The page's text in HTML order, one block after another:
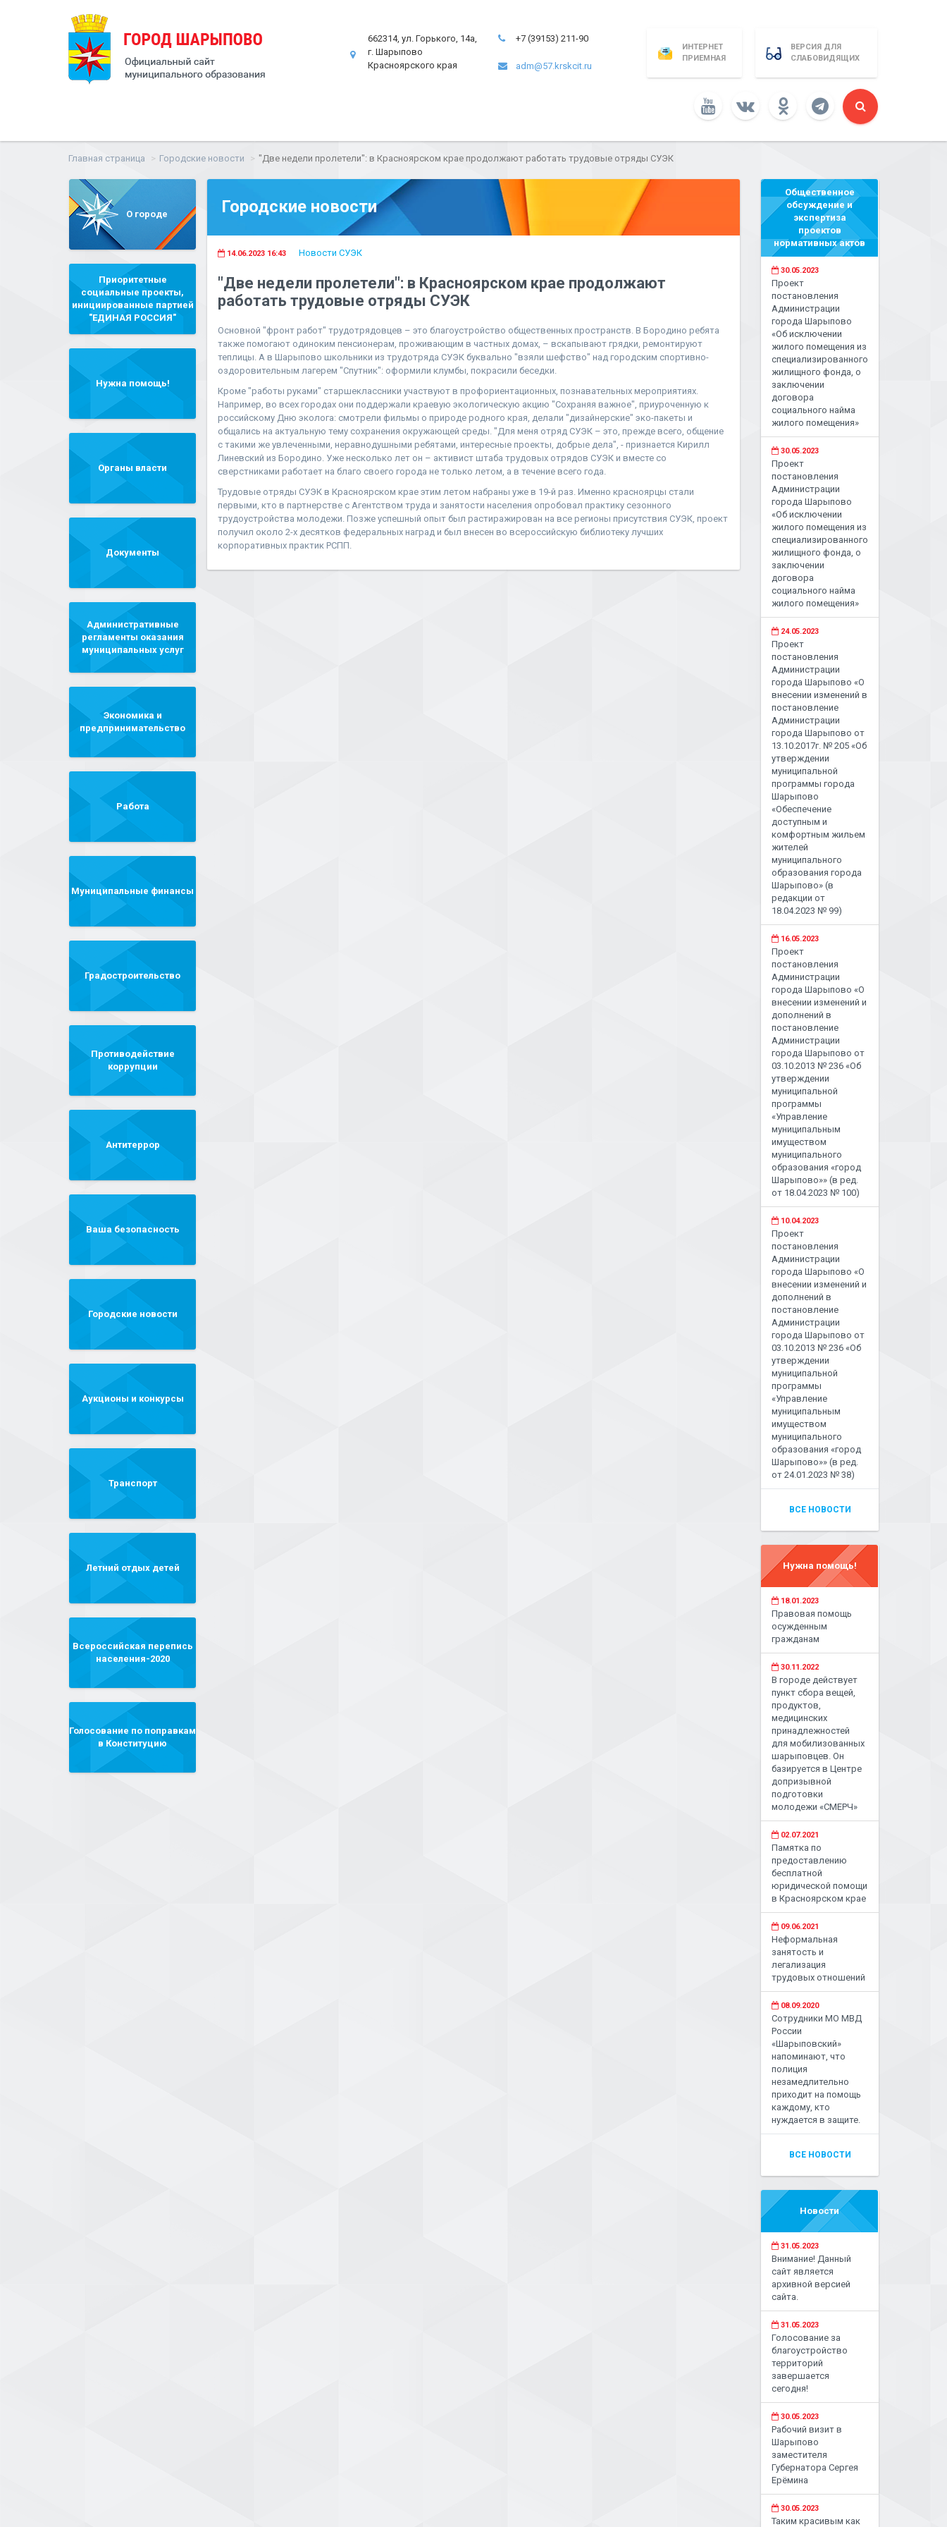
662314, ул. Горького, 14а,
г. Шарыпово
Красноярского края
+7 (39153) 211-90
adm@57.krskcit.ru
ИНТЕРНЕТ
ПРИЕМНАЯ
ВЕРСИЯ ДЛЯ
СЛАБОВИДЯЩИХ
Главная страница Городские новости "Две недели пролетели": в Красноярском крае продолжают работать трудовые отряды СУЭК
О городе
Приоритетные
социальные проекты,
инициированные партией
"ЕДИНАЯ РОССИЯ"
Нужна помощь!
Органы власти
Документы
Административные
регламенты оказания
муниципальных услуг
Экономика и
предпринимательство
Работа
Муниципальные финансы
Градостроительство
Противодействие
коррупции
Антитеррор
Ваша безопасность
Городские новости
Аукционы и конкурсы
Транспорт
Летний отдых детей
Всероссийская перепись
населения-2020
Голосование по поправкам
в Конституцию
Городские новости
14.06.2023 16:43 Новости СУЭК
"Две недели пролетели": в Красноярском крае продолжают
работать трудовые отряды СУЭК
Основной "фронт работ" трудотрядовцев – это благоустройство общественных пространств. В Бородино ребята
также помогают одиноким пенсионерам, проживающим в частных домах, – вскапывают грядки, ремонтируют
теплицы. А в Шарыпово школьники из трудотряда СУЭК буквально "взяли шефство" над городским спортивно-
оздоровительным лагерем "Спутник": оформили клумбы, покрасили беседки.
Кроме "работы руками" старшеклассники участвуют в профориентационных, познавательных мероприятиях.
Например, во всех городах они поддержали краевую экологическую акцию "Сохраняя важное", приуроченную к
российскому Дню эколога: смотрели фильмы о природе родного края, делали "дизайнерские" эко-пакеты и
общались на актуальную тему сохранения окружающей среды. "Для меня отряд СУЭК – это, прежде всего, общение
с такими же увлеченными, неравнодушными ребятами, интересные проекты, добрые дела", - признается Кирилл
Линевский из Бородино. Уже несколько лет он – активист штаба трудовых отрядов СУЭК и вместе со
сверстниками работает на благо своего города не только летом, а в течение всего года.
Трудовые отряды СУЭК в Красноярском крае этим летом набраны уже в 19-й раз. Именно красноярцы стали
первыми, кто в партнерстве с Агентством труда и занятости населения опробовал практику сезонного
трудоустройства молодежи. Позже успешный опыт был растиражирован на все регионы присутствия СУЭК, проект
получил около 2-х десятков федеральных наград и был внесен во всероссийскую библиотеку лучших
корпоративных практик РСПП.
Общественное
обсуждение и
экспертиза
проектов
нормативных актов
30.05.2023
Проект
постановления
Администрации
города Шарыпово
«Об исключении
жилого помещения из
специализированного
жилищного фонда, о
заключении
договора
социального найма
жилого помещения»
30.05.2023
Проект
постановления
Администрации
города Шарыпово
«Об исключении
жилого помещения из
специализированного
жилищного фонда, о
заключении
договора
социального найма
жилого помещения»
24.05.2023
Проект
постановления
Администрации
города Шарыпово «О
внесении изменений в
постановление
Администрации
города Шарыпово от
13.10.2017г. № 205 «Об
утверждении
муниципальной
программы города
Шарыпово
«Обеспечение
доступным и
комфортным жильем
жителей
муниципального
образования города
Шарыпово» (в
редакции от
18.04.2023 № 99)
16.05.2023
Проект
постановления
Администрации
города Шарыпово «О
внесении изменений и
дополнений в
постановление
Администрации
города Шарыпово от
03.10.2013 № 236 «Об
утверждении
муниципальной
программы
«Управление
муниципальным
имуществом
муниципального
образования «город
Шарыпово»» (в ред.
от 18.04.2023 № 100)
10.04.2023
Проект
постановления
Администрации
города Шарыпово «О
внесении изменений и
дополнений в
постановление
Администрации
города Шарыпово от
03.10.2013 № 236 «Об
утверждении
муниципальной
программы
«Управление
муниципальным
имуществом
муниципального
образования «город
Шарыпово»» (в ред.
от 24.01.2023 № 38)
ВСЕ НОВОСТИ
Нужна помощь!
18.01.2023
Правовая помощь
осужденным
гражданам
30.11.2022
В городе действует
пункт сбора вещей,
продуктов,
медицинских
принадлежностей
для мобилизованных
шарыповцев. Он
базируется в Центре
допризывной
подготовки
молодежи «СМЕРЧ»
02.07.2021
Памятка по
предоставлению
бесплатной
юридической помощи
в Красноярском крае
09.06.2021
Неформальная
занятость и
легализация
трудовых отношений
08.09.2020
Сотрудники МО МВД
России
«Шарыповский»
напоминают, что
полиция
незамедлительно
приходит на помощь
каждому, кто
нуждается в защите.
ВСЕ НОВОСТИ
Новости
31.05.2023
Внимание! Данный
сайт является
архивной версией
сайта.
31.05.2023
Голосование за
благоустройство
территорий
завершается
сегодня!
30.05.2023
Рабочий визит в
Шарыпово
заместителя
Губернатора Сергея
Ерёмина
30.05.2023
Таким красивым как